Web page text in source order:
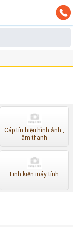
Cáp tín hiệu hình ảnh ,
âm thanh
Linh kiện máy tính